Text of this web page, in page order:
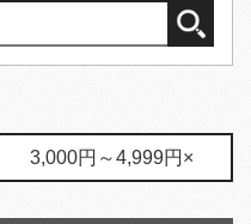
3,000円～4,999円×